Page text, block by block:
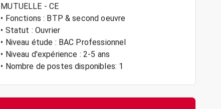
MUTUELLE - CE
• Fonctions : BTP & second oeuvre
• Statut : Ouvrier
• Niveau étude : BAC Professionnel
• Niveau d'expérience : 2-5 ans
• Nombre de postes disponibles: 1